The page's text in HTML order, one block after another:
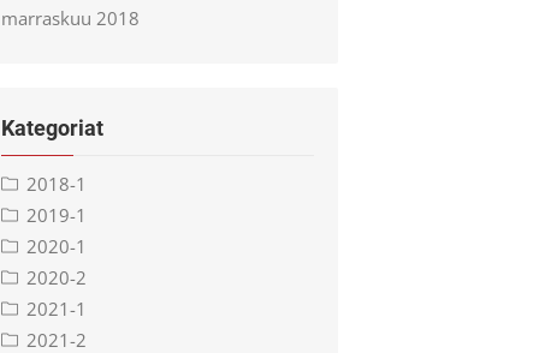
marraskuu 2018
Kategoriat
2018-1
2019-1
2020-1
2020-2
2021-1
2021-2